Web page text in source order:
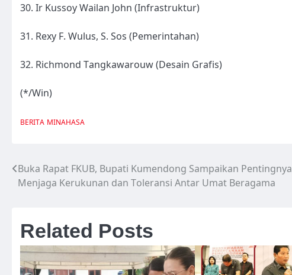
30. Ir Kussoy Wailan John (Infrastruktur)
31. Rexy F. Wulus, S. Sos (Pemerintahan)
32. Richmond Tangkawarouw (Desain Grafis)
(*/Win)
BERITA MINAHASA
Navigasi
Buka Rapat FKUB, Bupati Kumendong Sampaikan Pentingnya
Menjaga Kerukunan dan Toleransi Antar Umat Beragama
Related Posts